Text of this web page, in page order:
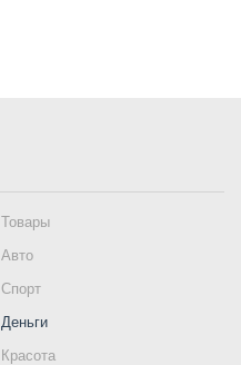
Товары
Авто
Спорт
Деньги
Красота